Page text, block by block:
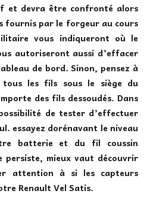
et devra être confronté alors
fournis par le forgeur au cours
vous indiqueront où le
autoriseront aussi d’effacer
de bord. Sinon, pensez à
les fils sous le siège du
des fils dessoudés. Dans
de tester d’effectuer
essayez dorénavant le niveau
batterie et du fil coussin
persiste, mieux vaut découvrir
attention à si les capteurs
Renault Vel Satis.